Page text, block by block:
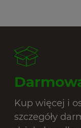
Kup więcej i
szczegóły